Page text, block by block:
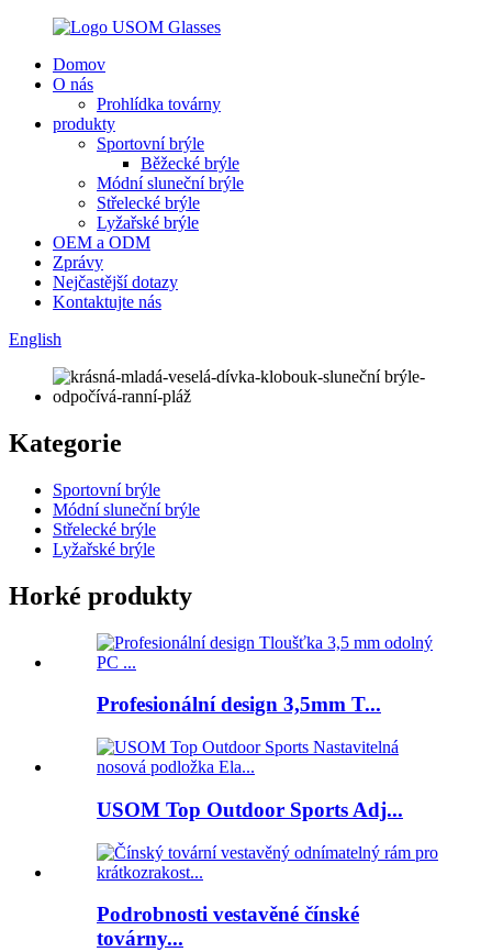
Domov
O nás
Prohlídka továrny
produkty
Sportovní brýle
Běžecké brýle
Módní sluneční brýle
Střelecké brýle
Lyžařské brýle
OEM a ODM
Zprávy
Nejčastější dotazy
Kontaktujte nás
English
Kategorie
Sportovní brýle
Módní sluneční brýle
Střelecké brýle
Lyžařské brýle
Horké produkty
Profesionální design 3,5mm T...
USOM Top Outdoor Sports Adj...
Podrobnosti vestavěné čínské
továrny...